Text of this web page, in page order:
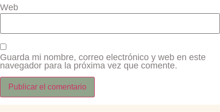
Web
Guarda mi nombre, correo electrónico y web en este
navegador para la próxima vez que comente.